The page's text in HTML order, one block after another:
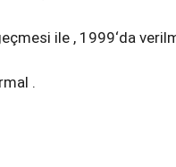
ile , 1999‘da
.